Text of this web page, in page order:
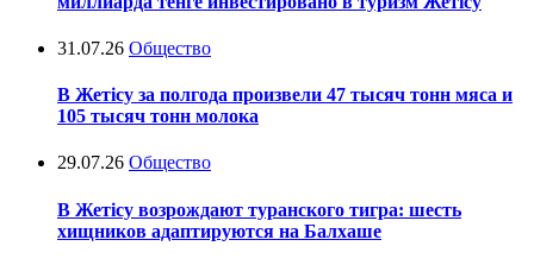
31.07.26 Общество
В Жетісу за полгода произвели 47 тысяч тонн мяса и
105 тысяч тонн молока
29.07.26 Общество
В Жетісу возрождают туранского тигра: шесть
хищников адаптируются на Балхаше